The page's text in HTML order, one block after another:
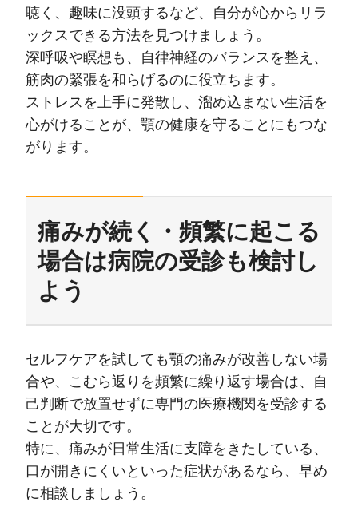
聴く、趣味に没頭するなど、自分が心からリラ
ックスできる方法を見つけましょう。
深呼吸や瞑想も、自律神経のバランスを整え、
筋肉の緊張を和らげるのに役立ちます。
ストレスを上手に発散し、溜め込まない生活を
心がけることが、顎の健康を守ることにもつな
がります。
痛みが続く・頻繁に起こる
場合は病院の受診も検討し
よう
セルフケアを試しても顎の痛みが改善しない場
合や、こむら返りを頻繁に繰り返す場合は、自
己判断で放置せずに専門の医療機関を受診する
ことが大切です。
特に、痛みが日常生活に支障をきたしている、
口が開きにくいといった症状があるなら、早め
に相談しましょう。